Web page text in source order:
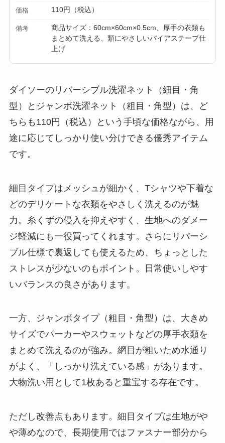
価格 110円（税込）
備考
商品サイズ：60cm×60cm×0.5cm、厚手の衣類も
まとめて洗える、類にやさしいバイアステープ仕
上げ
ダイソーのリバーシブル洗濯ネット（細目・角
型）とジャンボ洗濯ネット（粗目・角型）は、ど
ちらも110円（税込）という手頃な価格ながら、用
途に応じてしっかり使い分けできる優秀アイテム
です。
細目タイプはメッシュが細かく、Tシャツや下着な
どのデリケートな衣類をやさしく洗えるのが魅
力。糸くずの侵入を抑えやすく、生地へのダメー
ジ軽減にも一役買ってくれます。さらにリバーシ
ブル仕様で裏返しても使えるため、ちょっとした
ストレスが少ないのもポイント。日常使いしやす
いバランスの良さがあります。
一方、ジャンボタイプ（粗目・角型）は、大きめ
サイズでパーカーやスウェットなどの厚手衣類を
まとめて洗えるのが強み。網目が粗いため水通り
がよく、「しっかり洗えている感」があります。
大物洗い用として1枚あると重宝する存在です。
ただし改善点もあります。細目タイプは生地がや
や薄めなので、長期使用ではファスナー部分から